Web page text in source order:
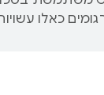
כאלו